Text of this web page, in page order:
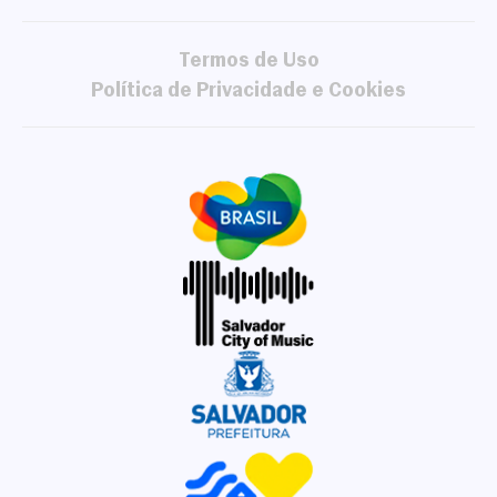
Termos de Uso
Política de Privacidade e Cookies